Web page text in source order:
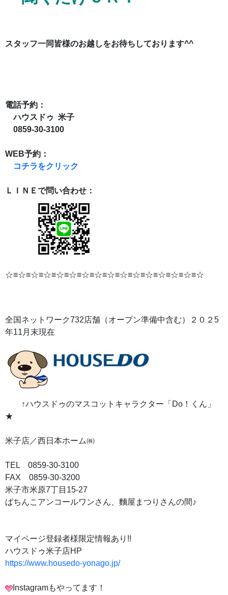
スタッフ一同 皆様のお越しをお待ちしております^^
電話予約：
ハウスドゥ 米子
0859-30-3100
WEB予約：
コチラをクリック
ＬＩＮＥで問い合わせ：
☆≡☆≡☆≡☆≡☆≡☆≡☆≡☆≡☆≡☆≡☆≡☆≡☆≡☆≡☆≡☆
全国ネットワーク732店舗（オープン準備中含む）２０２5
年11月末現在
↑ハウスドゥのマスコットキャラクター「Do！くん」
★
米子店／西日本ホーム㈱
TEL 0859-30-3100
FAX 0859-30-3200
米子市米原7丁目15-27
ぱちんこアンコールワンさん、麵屋まつりさんの間♪
マイページ登録者様限定情報あり!!
ハウスドゥ米子店HP
https://www.housedo-yonago.jp/
Instagramもやってます！